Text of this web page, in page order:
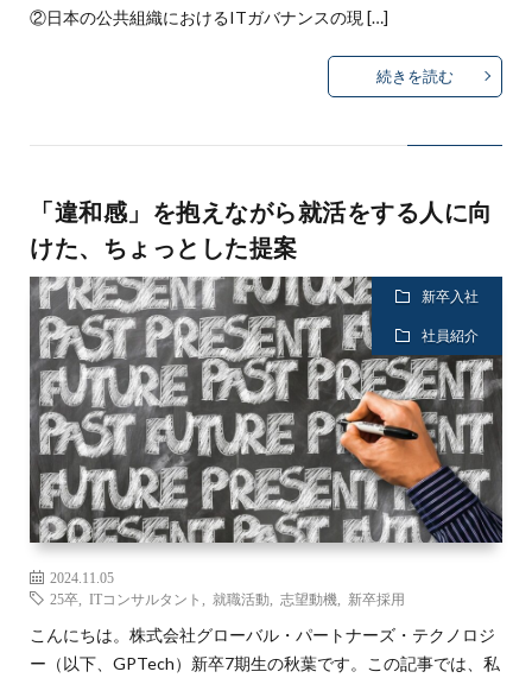
②日本の公共組織におけるITガバナンスの現 […]
続きを読む
「違和感」を抱えながら就活をする人に向
けた、ちょっとした提案
新卒入社
社員紹介
2024.11.05
25卒
ITコンサルタント 就職活動 志望動機 新卒採用
こんにちは。株式会社グローバル・パートナーズ・テクノロジ
ー（以下、GPTech）新卒7期生の秋葉です。この記事では、私